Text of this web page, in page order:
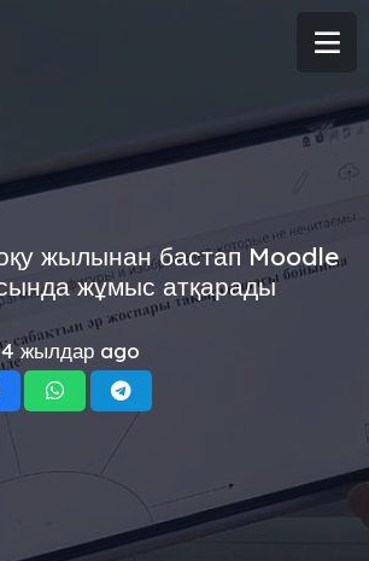
жылынан бастап Moodle
жұмыс атқарады
4 жылдар ago